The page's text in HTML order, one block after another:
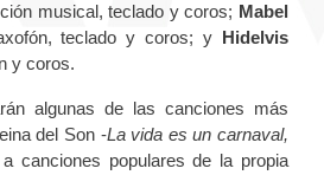
musical, teclado y coros; Mabel
teclado y coros; y Hidelvis
y coros.
algunas de las canciones más
del Son -La vida es un carnaval,
canciones populares de la propia